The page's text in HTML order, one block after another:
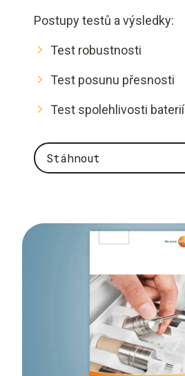
Postupy testů a výsledky:
Test robustnosti
Test posunu přesnosti
Test spolehlivosti baterií
Stáhnout